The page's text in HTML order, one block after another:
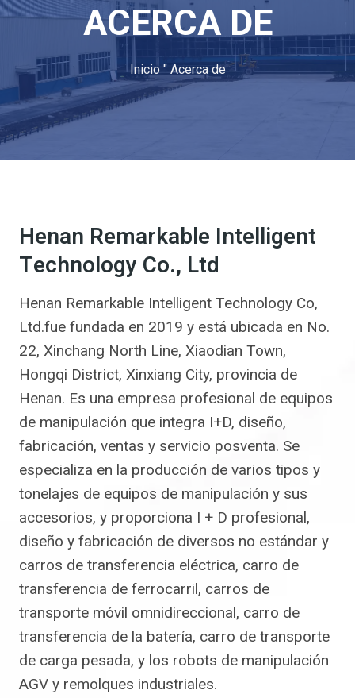
ACERCA DE
Inicio"Acerca de
Henan Remarkable Intelligent
Technology Co., Ltd
Henan Remarkable Intelligent Technology Co,
Ltd.fue fundada en 2019 y está ubicada en No.
22, Xinchang North Line, Xiaodian Town,
Hongqi District, Xinxiang City, provincia de
Henan. Es una empresa profesional de equipos
de manipulación que integra I+D, diseño,
fabricación, ventas y servicio posventa. Se
especializa en la producción de varios tipos y
tonelajes de equipos de manipulación y sus
accesorios, y proporciona I + D profesional,
diseño y fabricación de diversos no estándar y
carros de transferencia eléctrica, carro de
transferencia de ferrocarril, carros de
transporte móvil omnidireccional, carro de
transferencia de la batería, carro de transporte
de carga pesada, y los robots de manipulación
AGV y remolques industriales.